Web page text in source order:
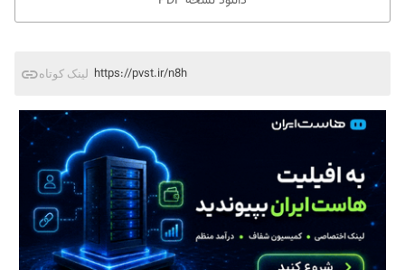
لینک کوتاه https://pvst.ir/n8h